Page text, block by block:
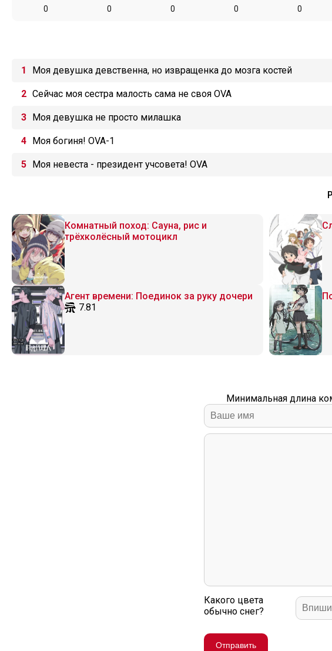
0 0 0 0 0
Моя девушка девственна, но извращенка до мозга костей
Сейчас моя сестра малость сама не своя OVA
Моя девушка не просто милашка
Моя богиня! OVA-1
Моя невеста - президент учсовета! OVA
Комнатный поход: Сауна, рис и
трёхколёсный мотоцикл
Агент времени: Поединок за руку дочери
7.81
Минимальная длина
Какого цвета
обычно снег?
Отправить